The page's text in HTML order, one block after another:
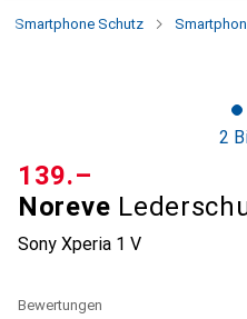
Smartphone Schutz
2
Noreve
Sony Xperia 1 V
CHF
139.–
Bewertungen